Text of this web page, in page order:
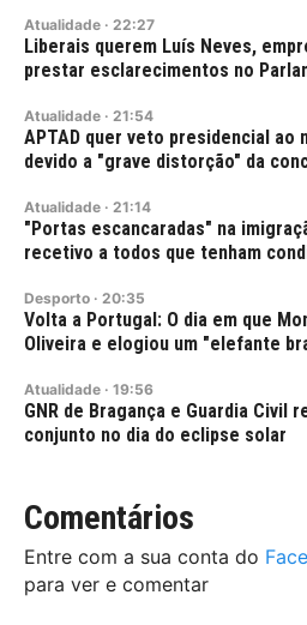
Atualidade · 22:27
Liberais querem Luís Neves,
prestar esclarecimentos no
Atualidade · 21:54
APTAD quer veto presidencial ao
devido a "grave distorção" da
Atualidade · 21:14
"Portas escancaradas" na
recetivo a todos que tenham
Desporto · 20:35
Volta a Portugal: O dia em que
Oliveira e elogiou um "elefante
Atualidade · 19:56
GNR de Bragança e Guardia Civil
conjunto no dia do eclipse solar
Comentários
Entre com a sua conta do
para ver e comentar